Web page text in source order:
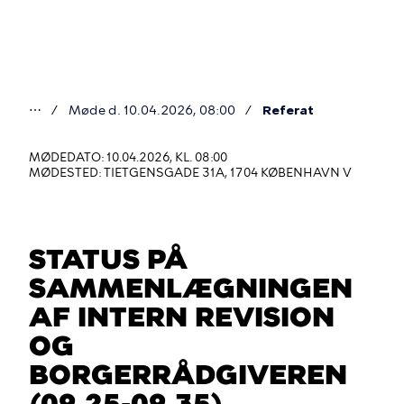
er
her
⋯ Møde d. 10.04.2026, 08:00 Referat
MØDEDATO: 10.04.2026, KL. 08:00
MØDESTED: TIETGENSGADE 31A, 1704 KØBENHAVN V
STATUS PÅ
SAMMENLÆGNINGEN
AF INTERN REVISION
OG
BORGERRÅDGIVEREN